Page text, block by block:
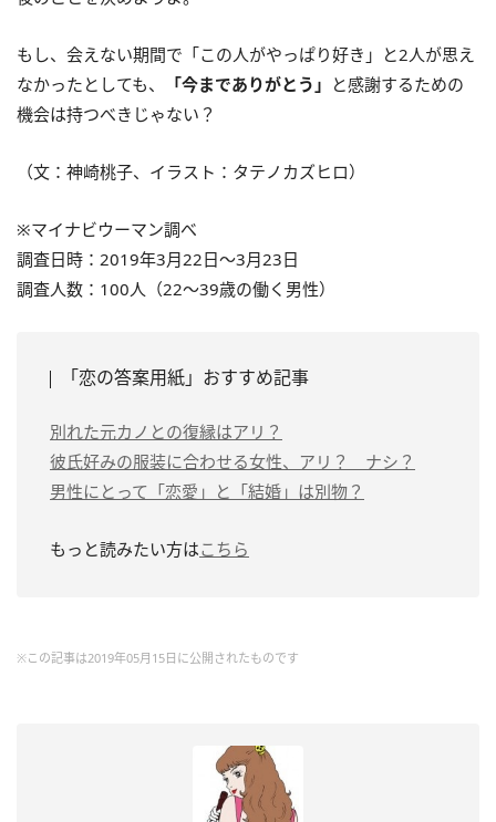
もし、会えない期間で「この人がやっぱり好き」と2人が思え
なかったとしても、
「今までありがとう」 と感謝するための
機会は持つべきじゃない？
（文：神崎桃子、イラスト：タテノカズヒロ）
※マイナビウーマン調べ
調査日時：2019年3月22日～3月23日
調査人数：100人（22～39歳の働く男性）
「恋の答案用紙」おすすめ記事
別れた元カノとの復縁はアリ？
彼氏好みの服装に合わせる女性、アリ？ ナシ？
男性にとって「恋愛」と「結婚」は別物？
もっと読みたい方はこちら
※この記事は2019年05月15日に公開されたものです